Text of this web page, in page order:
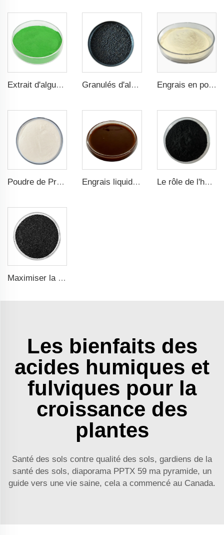
Extrait d'algues en poudre vert foncé Fertilisant riche en nutriments Granulés d'algues Organiques NPK 2-2-1 Fertilisant Grade agricole Engrais en poudre d'acides aminés écologiques pour un développement racinaire amélioré et une meilleure absorption des nutriments
Poudre de Protéines de Poisson Biologique : Améliorer l'absorption des nutriments et la résistance au stress Engrais liquide à base de protéines de poisson écologique pour une agriculture durable Le rôle de l'humate de potassium dans l'amélioration de l'efficacité agricole et de la durabilité environnementale
Maximiser la croissance des plantes et l'activité microbienne du sol avec un engrais à l'acide humique et au potassium
Les bienfaits des
acides humiques et
fulviques pour la
croissance des
plantes
Santé des sols contre qualité des sols, gardiens de la
santé des sols, diaporama PPTX 59 ma pyramide, un
guide vers une vie saine, cela a commencé au Canada.